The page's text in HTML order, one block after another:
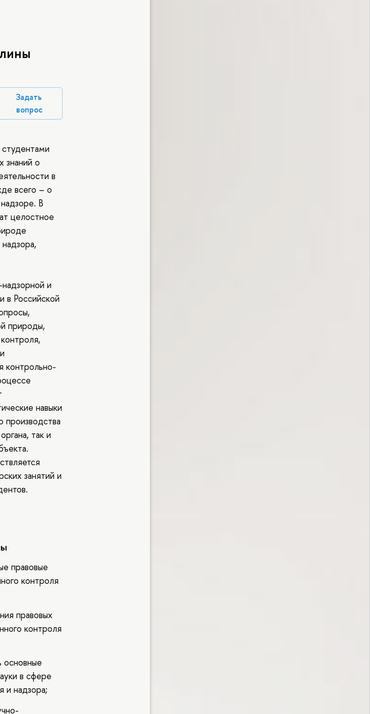
Задать
вопрос
знаний о
в
всего – о
В
целостное
и
в Российской
природы,
контрольно-
навыки
производства
так и
занятий и
правовые
контроля
правовых
контроля
основные
в сфере
и надзора;